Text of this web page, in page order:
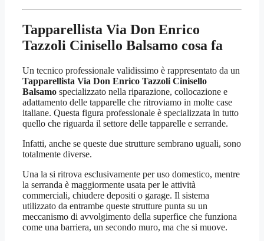
Tapparellista Via Don Enrico
Tazzoli Cinisello Balsamo cosa fa
Un tecnico professionale validissimo è rappresentato da un
Tapparellista Via Don Enrico Tazzoli Cinisello
Balsamo specializzato nella riparazione, collocazione e
adattamento delle tapparelle che ritroviamo in molte case
italiane. Questa figura professionale è specializzata in tutto
quello che riguarda il settore delle tapparelle e serrande.
Infatti, anche se queste due strutture sembrano uguali, sono
totalmente diverse.
Una la si ritrova esclusivamente per uso domestico, mentre
la serranda è maggiormente usata per le attività
commerciali, chiudere depositi o garage. Il sistema
utilizzato da entrambe queste strutture punta su un
meccanismo di avvolgimento della superfice che funziona
come una barriera, un secondo muro, ma che si muove.